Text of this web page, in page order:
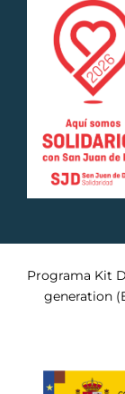
Programa Kit
generation